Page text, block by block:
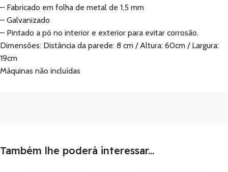
– Fabricado em folha de metal de 1,5 mm
– Galvanizado
– Pintado a pó no interior e exterior para evitar corrosão.
Dimensões: Distância da parede: 8 cm / Altura: 60cm / Largura:
19cm
Máquinas não incluídas
Também lhe poderá interessar...